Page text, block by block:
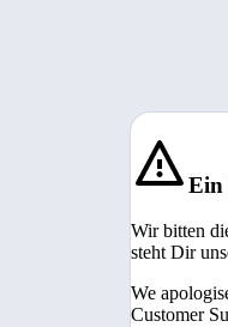
Ein
Wir bitten
steht Dir
We
Customer